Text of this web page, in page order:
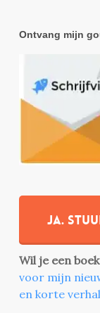
Ontvang mijn
Ja.
Wil je een
voor mijn
en korte